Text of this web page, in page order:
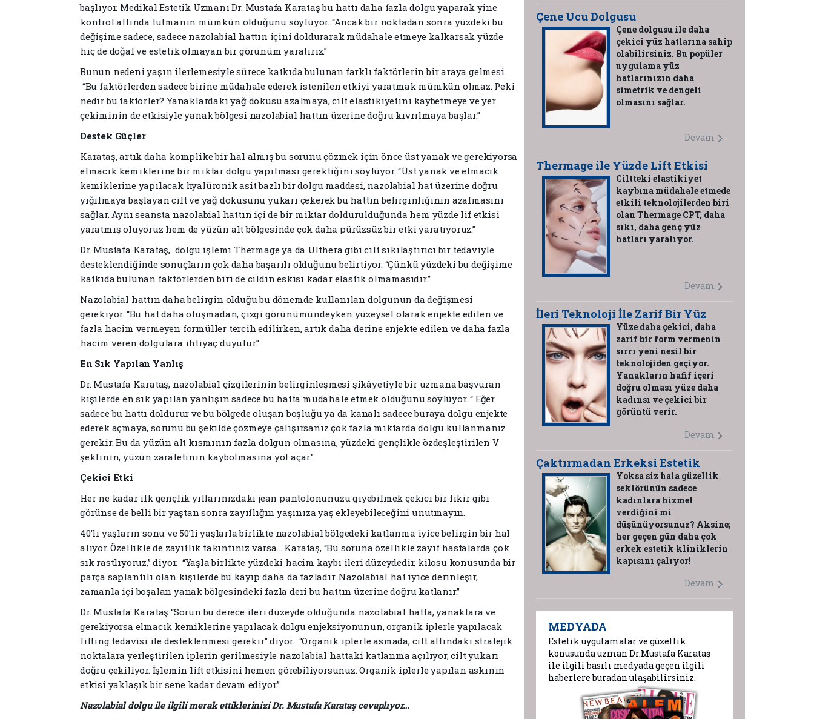
başlıyor. Medikal Estetik Uzmanı Dr. Mustafa Karataş bu hattı daha fazla dolgu yaparak yine
kontrol altında tutmanın mümkün olduğunu söylüyor. “Ancak bir noktadan sonra yüzdeki bu
değişime sadece, sadece nazolabial hattın içini doldurarak müdahale etmeye kalkarsak yüzde
hiç de doğal ve estetik olmayan bir görünüm yaratırız.”
Bunun nedeni yaşın ilerlemesiyle sürece katkıda bulunan farklı faktörlerin bir araya gelmesi.
“Bu faktörlerden sadece birine müdahale ederek istenilen etkiyi yaratmak mümkün olmaz. Peki
nedir bu faktörler? Yanaklardaki yağ dokusu azalmaya, cilt elastikiyetini kaybetmeye ve yer
çekiminin de etkisiyle yanak bölgesi nazolabial hattın üzerine doğru kıvrılmaya başlar.”
Destek Güçler
Karataş, artık daha komplike bir hal almış bu sorunu çözmek için önce üst yanak ve gerekiyorsa
elmacık kemiklerine bir miktar dolgu yapılması gerektiğini söylüyor. “Üst yanak ve elmacık
kemiklerine yapılacak hyalüronik asit bazlı bir dolgu maddesi, nazolabial hat üzerine doğru
yığılmaya başlayan cilt ve yağ dokusunu yukarı çekerek bu hattın belirginliğinin azalmasını
sağlar. Aynı seansta nazolabial hattın içi de bir miktar doldurulduğunda hem yüzde lif etkisi
yaratmış oluyoruz hem de yüzün alt bölgesinde çok daha pürüzsüz bir etki yaratıyoruz.”
Dr. Mustafa Karataş, dolgu işlemi Thermage ya da Ulthera gibi cilt sıkılaştırıcı bir tedaviyle
desteklendiğinde sonuçların çok daha başarılı olduğunu belirtiyor. “Çünkü yüzdeki bu değişime
katkıda bulunan faktörlerden biri de cildin eskisi kadar elastik olmamasıdır.”
Nazolabial hattın daha belirgin olduğu bu dönemde kullanılan dolgunun da değişmesi
gerekiyor. “Bu hat daha oluşmadan, çizgi görünümündeyken yüzeysel olarak enjekte edilen ve
fazla hacim vermeyen formüller tercih edilirken, artık daha derine enjekte edilen ve daha fazla
hacim veren dolgulara ihtiyaç duyulur.”
En Sık Yapılan Yanlış
Dr. Mustafa Karataş, nazolabial çizgilerinin belirginleşmesi şikâyetiyle bir uzmana başvuran
kişilerde en sık yapılan yanlışın sadece bu hatta müdahale etmek olduğunu söylüyor. “ Eğer
sadece bu hattı doldurur ve bu bölgede oluşan boşluğu ya da kanalı sadece buraya dolgu enjekte
ederek açmaya, sorunu bu şekilde çözmeye çalışırsanız çok fazla miktarda dolgu kullanmanız
gerekir. Bu da yüzün alt kısmının fazla dolgun olmasına, yüzdeki gençlikle özdeşleştirilen V
şeklinin, yüzün zarafetinin kaybolmasına yol açar.”
Çekici Etki
Her ne kadar ilk gençlik yıllarınızdaki jean pantolonunuzu giyebilmek çekici bir fikir gibi
görünse de belli bir yaştan sonra zayıflığın yaşınıza yaş ekleyebileceğini unutmayın.
40’lı yaşların sonu ve 50’li yaşlarla birlikte nazolabial bölgedeki katlanma iyice belirgin bir hal
alıyor. Özellikle de zayıflık takıntınız varsa… Karataş, “Bu soruna özellikle zayıf hastalarda çok
sık rastlıyoruz,” diyor. “Yaşla birlikte yüzdeki hacim kaybı ileri düzeydedir, kilosu konusunda bir
parça saplantılı olan kişilerde bu kayıp daha da fazladır. Nazolabial hat iyice derinleşir,
zamanla içi boşalan yanak bölgesindeki fazla deri bu hattın üzerine doğru katlanır.”
Dr. Mustafa Karataş “Sorun bu derece ileri düzeyde olduğunda nazolabial hatta, yanaklara ve
gerekiyorsa elmacık kemiklerine yapılacak dolgu enjeksiyonunun, organik iplerle yapılacak
lifting tedavisi ile desteklenmesi gerekir” diyor. “Organik iplerle asmada, cilt altındaki stratejik
noktalara yerleştirilen iplerin gerilmesiyle nazolabial hattaki katlanma açılıyor, cilt yukarı
doğru çekiliyor. İşlemin lift etkisini hemen görebiliyorsunuz. Organik iplerle yapılan askının
etkisi yaklaşık bir sene kadar devam ediyor.”
Nazolabial dolgu ile ilgili merak ettiklerinizi Dr. Mustafa Karataş cevaplıyor…
Çene Ucu Dolgusu
Çene dolgusu ile daha
çekici yüz hatlarına sahip
olabilirsiniz. Bu popüler
uygulama yüz
hatlarınızın daha
simetrik ve dengeli
olmasını sağlar.
Devam
Thermage ile Yüzde Lift Etkisi
Ciltteki elastikiyet
kaybına müdahale etmede
etkili teknolojilerden biri
olan Thermage CPT, daha
sıkı, daha genç yüz
hatları yaratıyor.
Devam
İleri Teknoloji İle Zarif Bir Yüz
Yüze daha çekici, daha
zarif bir form vermenin
sırrı yeni nesil bir
teknolojiden geçiyor.
Yanakların hafif içeri
doğru olması yüze daha
kadınsı ve çekici bir
görüntü verir.
Devam
Çaktırmadan Erkeksi Estetik
Yoksa siz hala güzellik
sektörünün sadece
kadınlara hizmet
verdiğini mi
düşünüyorsunuz? Aksine;
her geçen gün daha çok
erkek estetik kliniklerin
kapısını çalıyor!
Devam
MEDYADA
Estetik uygulamalar ve güzellik
konusunda uzman Dr.Mustafa Karataş
ile ilgili basılı medyada geçen ilgili
haberlere buradan ulaşabilirsiniz.